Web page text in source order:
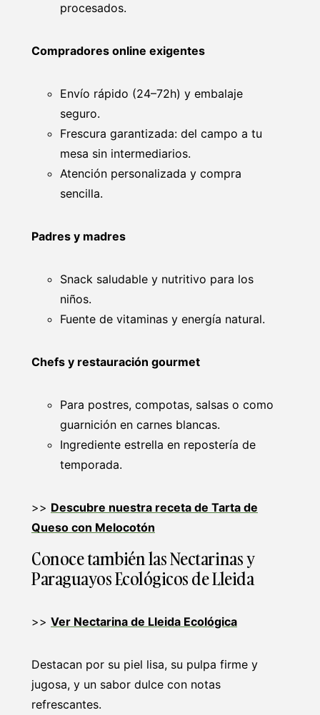
procesados.
Compradores online exigentes
Envío rápido (24–72h) y embalaje
seguro.
Frescura garantizada: del campo a tu
mesa sin intermediarios.
Atención personalizada y compra
sencilla.
Padres y madres
Snack saludable y nutritivo para los
niños.
Fuente de vitaminas y energía natural.
Chefs y restauración gourmet
Para postres, compotas, salsas o como
guarnición en carnes blancas.
Ingrediente estrella en repostería de
temporada.
>> Descubre nuestra receta de Tarta de
Queso con Melocotón
Conoce también las Nectarinas y
Paraguayos Ecológicos de Lleida
>> Ver Nectarina de Lleida Ecológica
Destacan por su piel lisa, su pulpa firme y
jugosa, y un sabor dulce con notas
refrescantes.